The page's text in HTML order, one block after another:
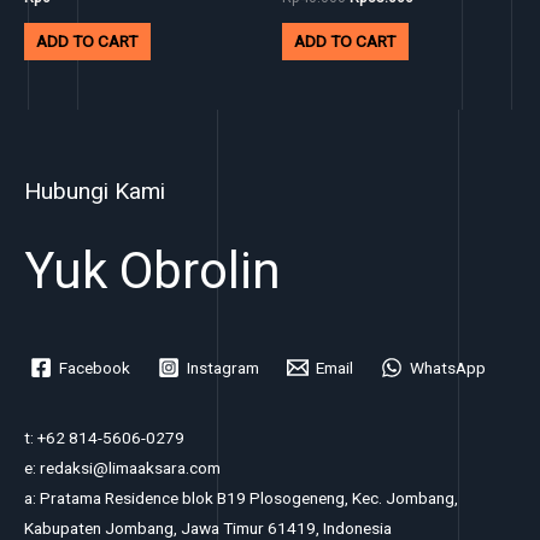
ADD TO CART ADD TO CART
Hubungi Kami
Yuk Obrolin
Facebook Instagram Email WhatsApp
t: +62 814-5606-0279
e: redaksi@limaaksara.com
a: Pratama Residence blok B19 Plosogeneng, Kec. Jombang,
Kabupaten Jombang, Jawa Timur 61419, Indonesia